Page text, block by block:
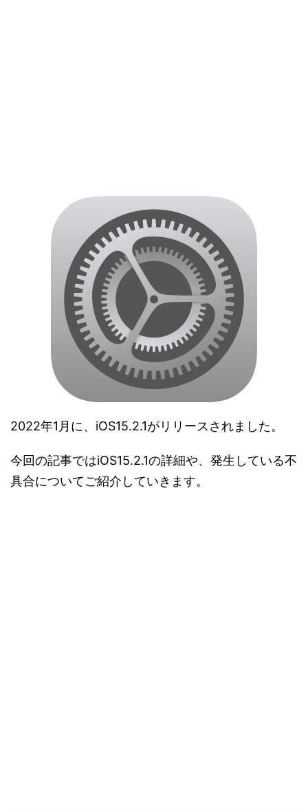
2022年1月に、iOS15.2.1がリリースされました。
今回の記事ではiOS15.2.1の詳細や、発生している不
具合についてご紹介していきます。